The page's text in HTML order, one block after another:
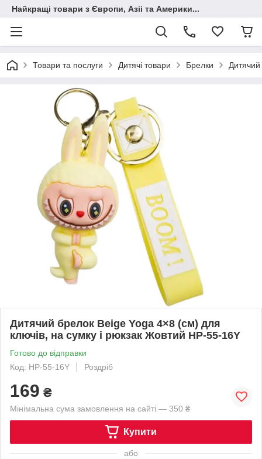
Найкращі товари з Європи, Азіі та Америки...
Товари та послуги Дитячі товари Брелки
Дитячий брелок Beige Yoga 4×8 (см) для
ключів, на сумку і рюкзак Жовтий HP-55-16Y
Готово до відправки
Код: HP-55-16Y
Роздріб
169 ₴
Мінімальна сума замовлення на сайті — 350 ₴
Купити
або